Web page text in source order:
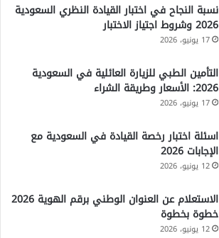
نسبة النجاح في اختبار القيادة النظري السعودية
2026 وشروط اجتياز الاختبار
17 يونيو، 2026
التأمين الطبي للزيارة العائلية في السعودية
2026: الأسعار وطريقة الشراء
17 يونيو، 2026
اسئلة اختبار رخصة القيادة في السعودية مع
الإجابات 2026
12 يونيو، 2026
الاستعلام عن العنوان الوطني برقم الهوية 2026
خطوة بخطوة
12 يونيو، 2026